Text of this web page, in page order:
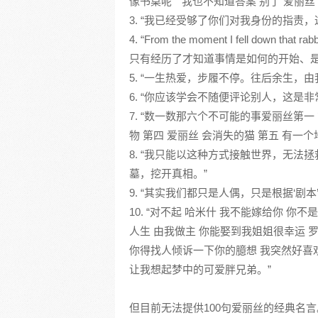
3. “我已经受够了你们对我身份的指责，
4. “From the moment I fell down that
只有经历了才知道事情是如何的开始、
5. “一生热爱，步履不停。往后余生，由
6. “你应该学会不随便评论别人，这是非
7. “数一数那六个不可能的事爱丽丝第
物 第四 爱丽丝 会消失的猫 第五 有一
8. “我只能以这种方式接触世界，无法
墓，挖开真相。”
9. “其实我们都只是人偶，只是根据‘剧
10. “对不起 哈米什 我不能嫁给你 你不
人生 由我做主 你能娶到我姐姐很幸运
你得找人倾诉一下你的臆想 我突然好
让我想起梦中的可爱胖兄弟。”
但目前无法提供100句爱丽丝的经典名